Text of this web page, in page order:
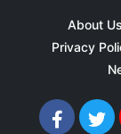
About Us
Privacy